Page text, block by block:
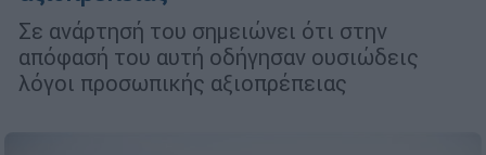
Σε ανάρτησή του σημειώνει ότι στην
απόφασή του αυτή οδήγησαν ουσιώδεις
λόγοι προσωπικής αξιοπρέπειας